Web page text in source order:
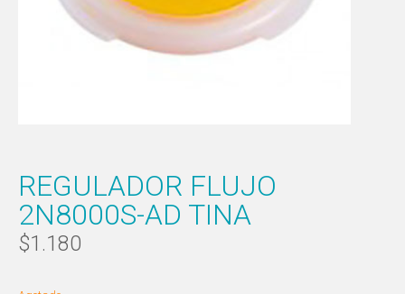
REGULADOR FLUJO
2N8000S-AD TINA
$1.180